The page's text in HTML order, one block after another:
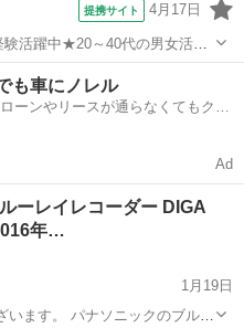
提携サイト 4月17日
験活躍中★20～40代の男女活躍
ンルーム寮費無料！赴任旅費会
食堂利用可！年間休日135日
も車にノレル
ーンやリースが通らなくてもクル
Ad
ーレイレコーダー DIGA
年…
1月19日